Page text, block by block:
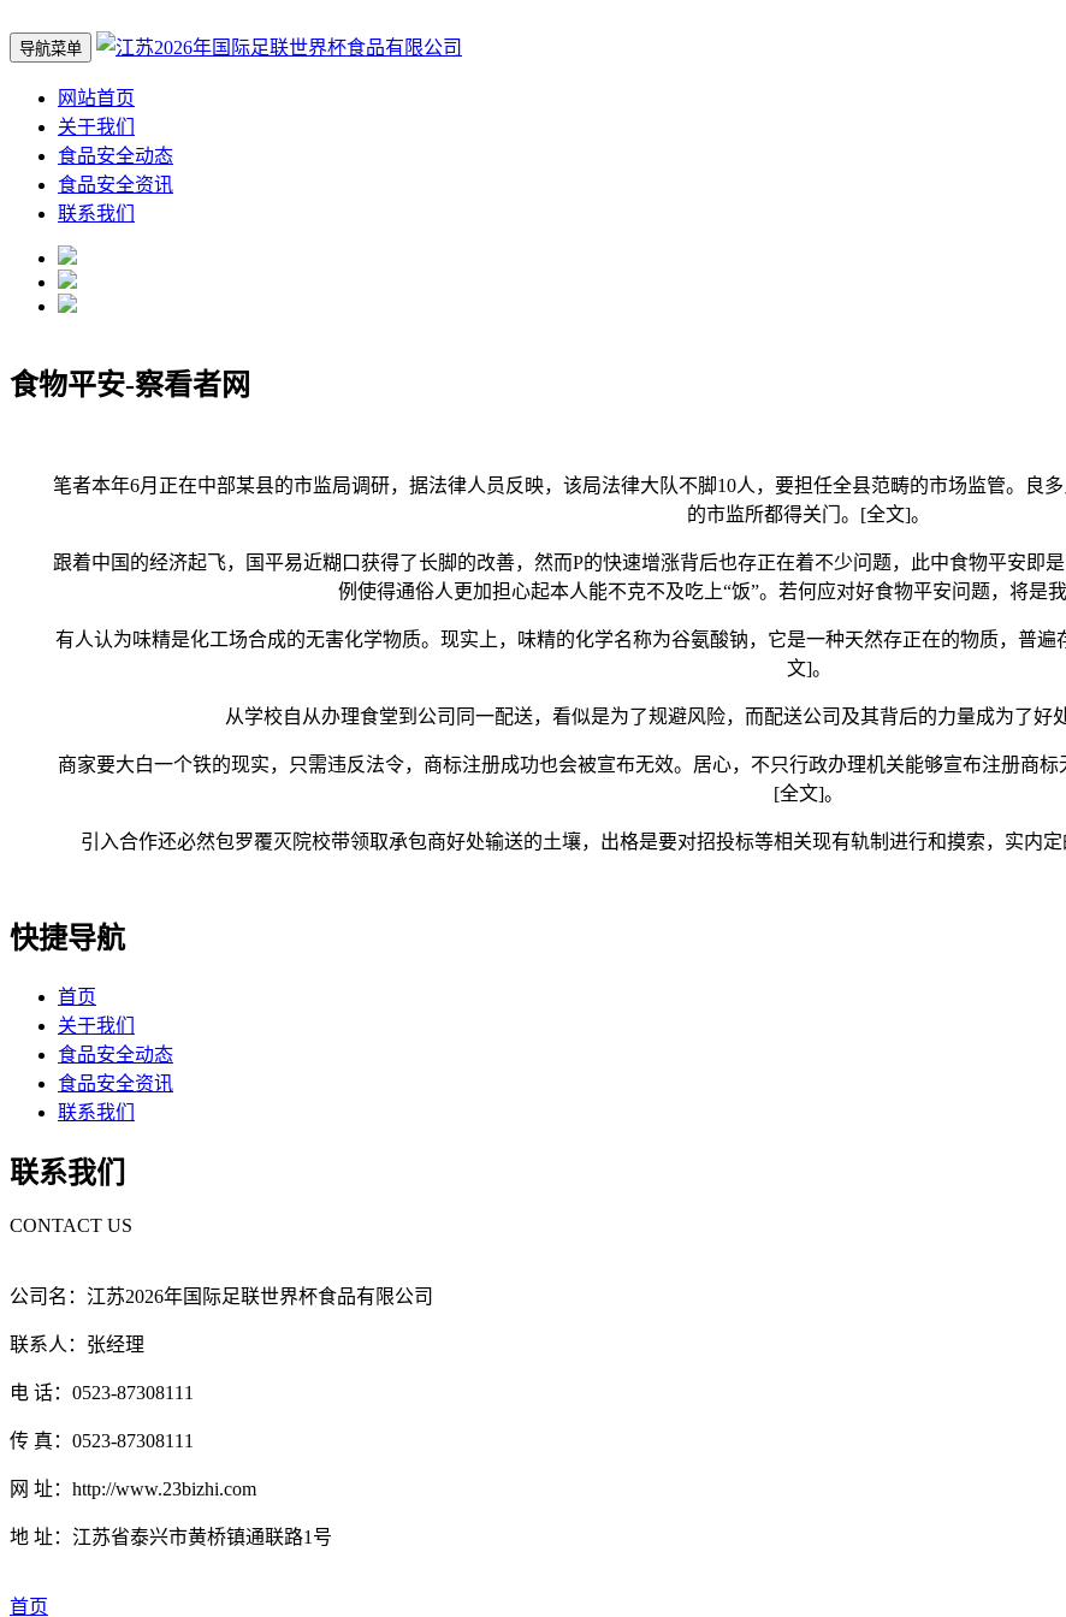
导航菜单
网站首页
关于我们
食品安全动态
食品安全资讯
联系我们
食物平安-察看者网
笔者本年6月正在中部某县的市监局调研，据法律人员反映，该局法律大队不脚10人，要担任全县范畴的市场监管。良
的市监所都得关门。[全文]。
跟着中国的经济起飞，国平易近糊口获得了长脚的改善，然而P的快速增涨背后也存正在着不少问题，此中食物平安即
例使得通俗人更加担心起本人能不克不及吃上“饭”。若何应对好食物平安问题，将是
有人认为味精是化工场合成的无害化学物质。现实上，味精的化学名称为谷氨酸钠，它是一种天然存正在的物质，普遍
文]。
从学校自从办理食堂到公司同一配送，看似是为了规避风险，而配送公司及其背后的力量成为了好
商家要大白一个铁的现实，只需违反法令，商标注册成功也会被宣布无效。居心，不只行政办理机关能够宣布注册商标
[全文]。
引入合作还必然包罗覆灭院校带领取承包商好处输送的土壤，出格是要对招投标等相关现有轨制进行和摸索，实内定
快捷导航
首页
关于我们
食品安全动态
食品安全资讯
联系我们
联系我们
CONTACT US
公司名：江苏2026年国际足联世界杯食品有限公司
联系人：张经理
电 话：0523-87308111
传 真：0523-87308111
网 址：http://www.23bizhi.com
地 址：江苏省泰兴市黄桥镇通联路1号
首页